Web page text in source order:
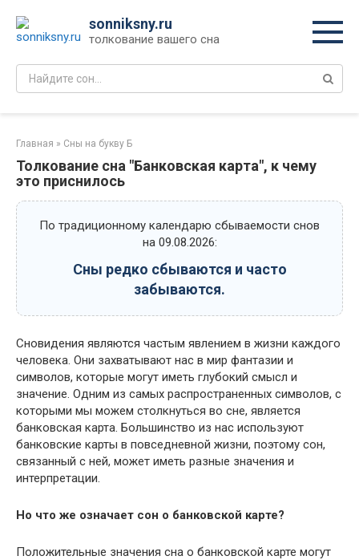
контенту
sonniksny.ru
толкование вашего сна
Поиск:
Главная » Сны на букву Б
Толкование сна "Банковская карта", к чему
это приснилось
По традиционному календарю сбываемости снов
на 09.08.2026:
Сны редко сбываются и часто
забываются.
Сновидения являются частым явлением в жизни каждого
человека. Они захватывают нас в мир фантазии и
символов, которые могут иметь глубокий смысл и
значение. Одним из самых распространенных символов, с
которыми мы можем столкнуться во сне, является
банковская карта. Большинство из нас используют
банковские карты в повседневной жизни, поэтому сон,
связанный с ней, может иметь разные значения и
интерпретации.
Но что же означает сон о банковской карте?
Положительные значения сна о банковской карте могут